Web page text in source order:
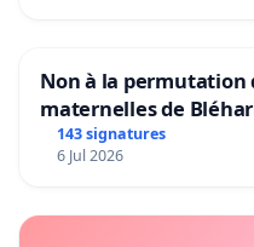
Non à la
maternelles de
Préservons la
143 signatures
6 Jul 2026